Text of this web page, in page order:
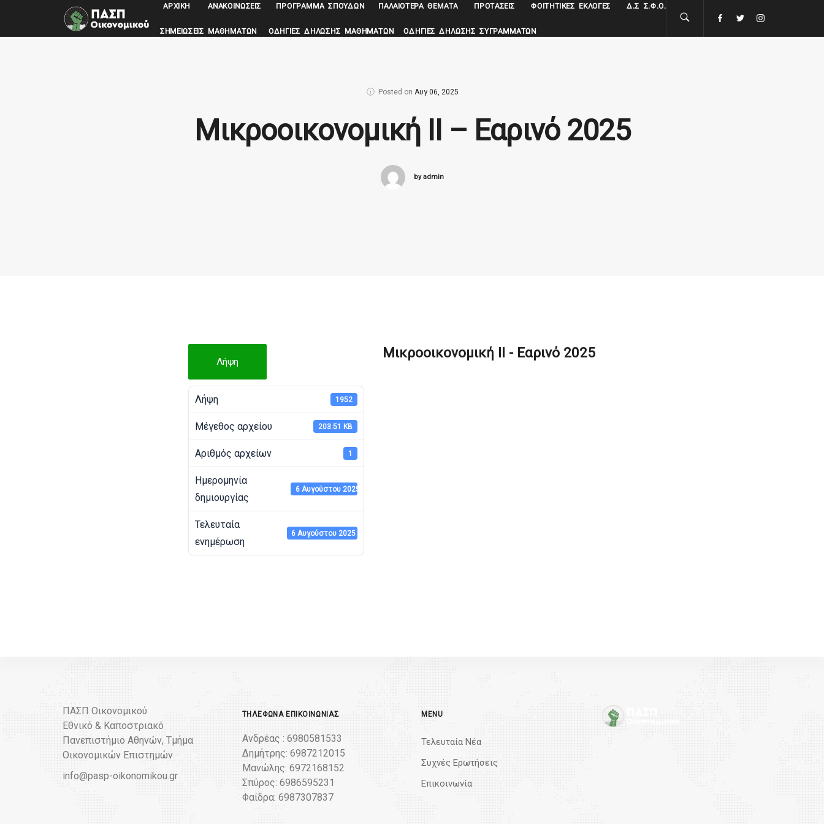
ΑΡΧΙΚΉ ΑΝΑΚΟΙΝΏΣΕΙΣ ΠΡΌΓΡΑΜΜΑ ΣΠΟΥΔΏΝ ΠΑΛΑΙΌΤΕΡΑ ΘΈΜΑΤΑ ΠΡΟΤΆΣΕΙΣ ΦΟΙΤΗΤΙΚΈΣ ΕΚΛΟΓΈΣ Δ.Σ Σ.Φ.Ο.
ΣΗΜΕΙΏΣΕΙΣ ΜΑΘΗΜΆΤΩΝ ΟΔΗΓΊΕΣ ΔΉΛΩΣΗΣ ΜΑΘΗΜΆΤΩΝ ΟΔΗΓΊΕΣ ΔΉΛΩΣΗΣ ΣΥΓΡΑΜΜΆΤΩΝ
Posted on Αυγ 06, 2025
Μικροοικονομική ΙΙ – Εαρινό 2025
by admin
Λήψη
Λήψη 1952
Μέγεθος αρχείου 203.51 KB
Αριθμός αρχείων 1
Ημερομηνία
δημιουργίας
6 Αυγούστου 2025
Τελευταία
ενημέρωση
6 Αυγούστου 2025
Μικροοικονομική ΙΙ - Εαρινό 2025
ΠΑΣΠ Οικονομικού
Εθνικό & Καποστριακό
Πανεπιστήμιο Αθηνών, Τμήμα
Οικονομικών Επιστημών
info@pasp-oikonomikou.gr
ΤΗΛΈΦΩΝΑ ΕΠΙΚΟΙΝΩΝΊΑΣ
Ανδρέας : 6980581533
Δημήτρης: 6987212015
Μανώλης: 6972168152
Σπύρος: 6986595231
Φαίδρα: 6987307837
MENU
Τελευταία Νέα
Συχνές Ερωτήσεις
Επικοινωνία